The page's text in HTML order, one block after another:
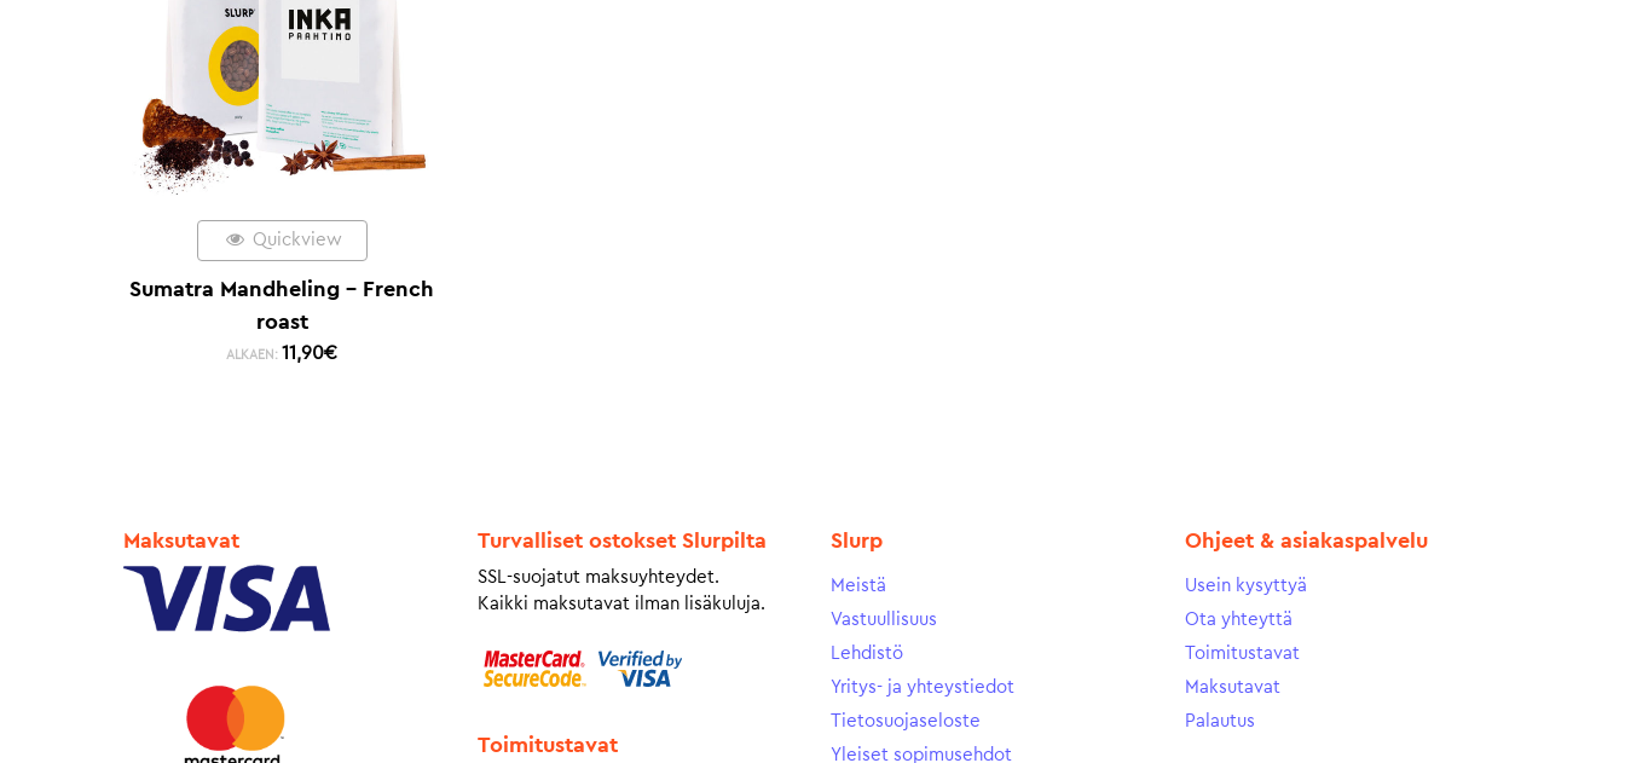
Quickview
Sumatra Mandheling – French
roast
ALKAEN: 11,90€
Maksutavat Turvalliset ostokset Slurpilta
SSL-suojatut maksuyhteydet.
Kaikki maksutavat ilman lisäkuluja.
Toimitustavat
Slurp
Meistä
Vastuullisuus
Lehdistö
Yritys- ja yhteystiedot
Tietosuojaseloste
Yleiset sopimusehdot
Ohjeet & asiakaspalvelu
Usein kysyttyä
Ota yhteyttä
Toimitustavat
Maksutavat
Palautus